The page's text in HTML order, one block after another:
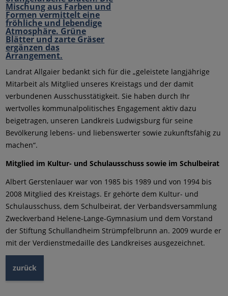
Landrat Allgaier bedankt sich für die „geleistete langjährige
Mitarbeit als Mitglied unseres Kreistags und der damit
verbundenen Ausschusstätigkeit. Sie haben durch Ihr
wertvolles kommunalpolitisches Engagement aktiv dazu
beigetragen, unseren Landkreis Ludwigsburg für seine
Bevölkerung lebens- und liebenswerter sowie zukunftsfähig zu
machen“.
Mitglied im Kultur- und Schulausschuss sowie im Schulbeirat
Albert Gerstenlauer war von 1985 bis 1989 und von 1994 bis
2008 Mitglied des Kreistags. Er gehörte dem Kultur- und
Schulausschuss, dem Schulbeirat, der Verbandsversammlung
Zweckverband Helene-Lange-Gymnasium und dem Vorstand
der Stiftung Schullandheim Strümpfelbrunn an. 2009 wurde er
mit der Verdienstmedaille des Landkreises ausgezeichnet.
zurück